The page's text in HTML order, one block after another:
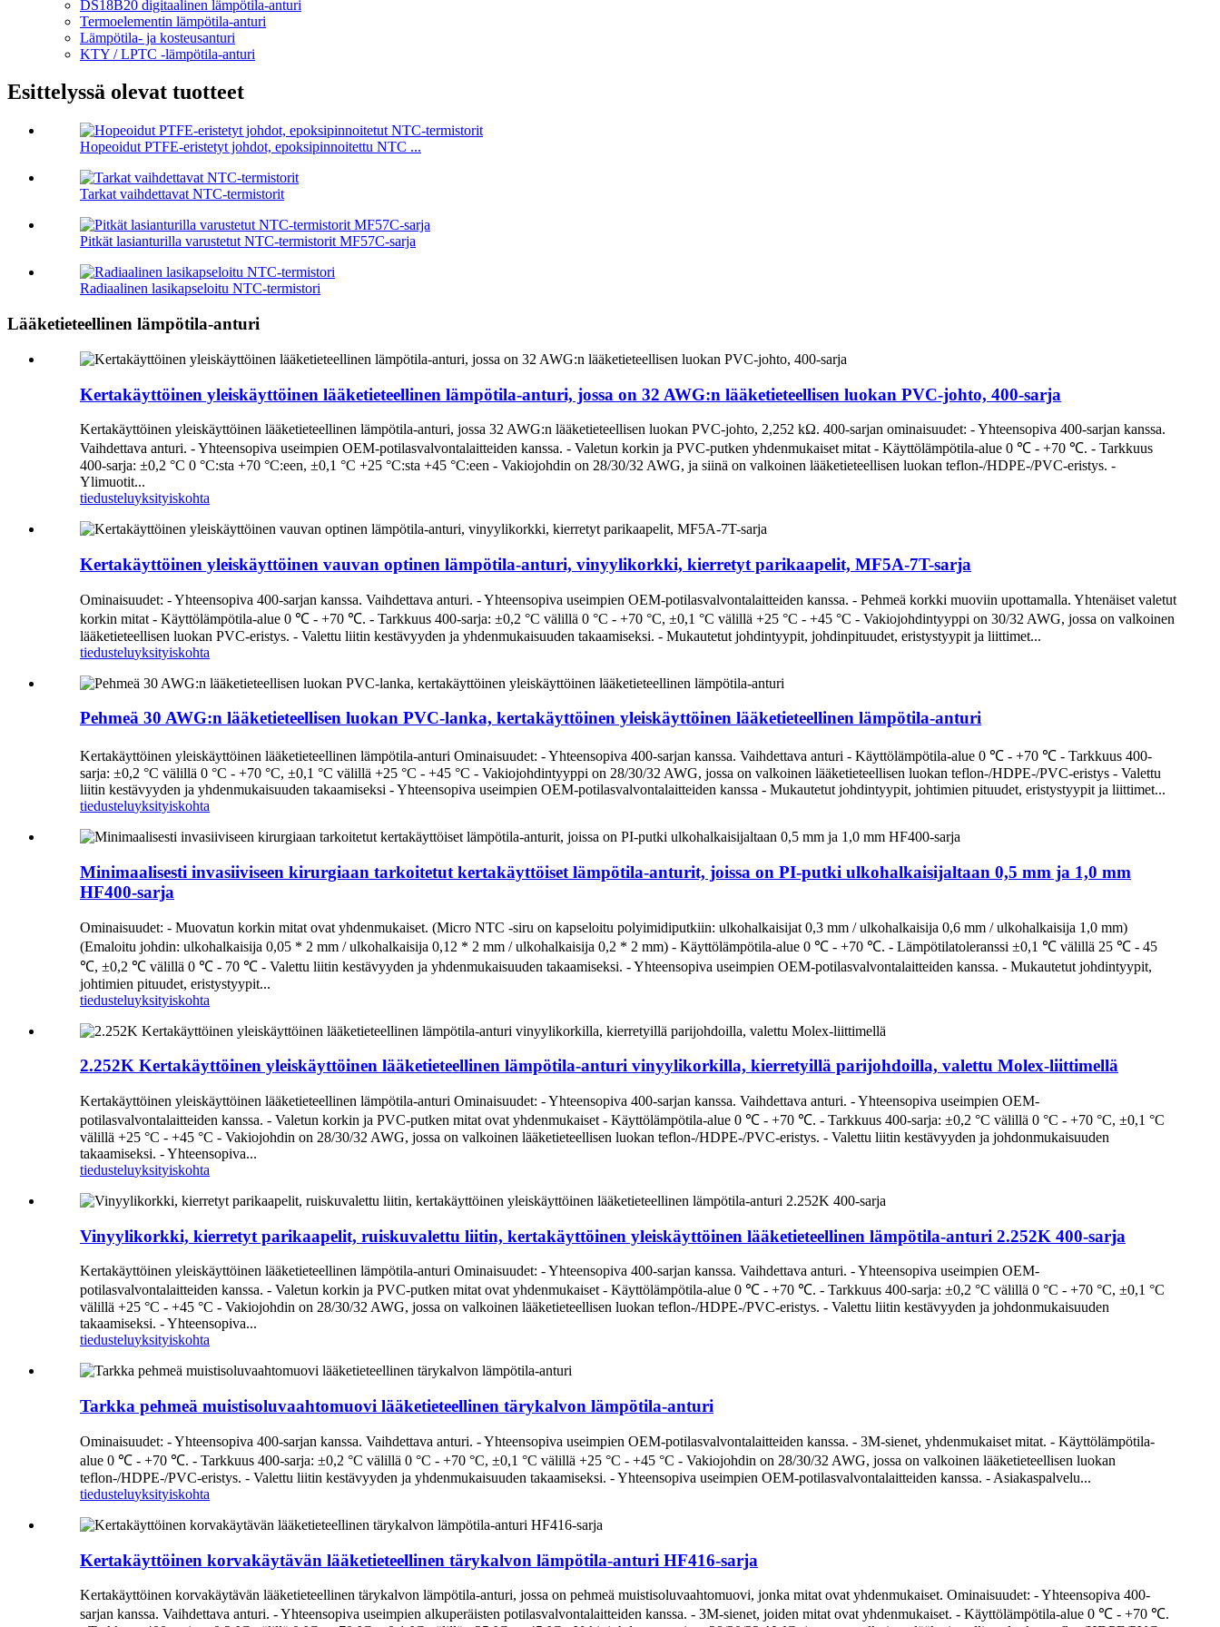
DS18B20 digitaalinen lämpötila-anturi
Termoelementin lämpötila-anturi
Lämpötila- ja kosteusanturi
KTY / LPTC -lämpötila-anturi
Esittelyssä olevat tuotteet
Hopeoidut PTFE-eristetyt johdot, epoksipinnoitettu NTC ...
Tarkat vaihdettavat NTC-termistorit
Pitkät lasianturilla varustetut NTC-termistorit MF57C-sarja
Radiaalinen lasikapseloitu NTC-termistori
Lääketieteellinen lämpötila-anturi
Kertakäyttöinen yleiskäyttöinen lääketieteellinen lämpötila-anturi, jossa on 32 AWG:n lääketieteellisen luokan PVC-johto, 400-sarja
Kertakäyttöinen yleiskäyttöinen lääketieteellinen lämpötila-anturi, jossa 32 AWG:n lääketieteellisen luokan PVC-johto, 2,252 kΩ. 400-sarjan ominaisuudet: - Yhteensopiva 400-sarjan kanssa.
Vaihdettava anturi. - Yhteensopiva useimpien OEM-potilasvalvontalaitteiden kanssa. - Valetun korkin ja PVC-putken yhdenmukaiset mitat - Käyttölämpötila-alue 0 ℃ - +70 ℃. - Tarkkuus
400-sarja: ±0,2 °C 0 °C:sta +70 °C:een, ±0,1 °C +25 °C:sta +45 °C:een - Vakiojohdin on 28/30/32 AWG, ja siinä on valkoinen lääketieteellisen luokan teflon-/HDPE-/PVC-eristys. -
Ylimuotit...
tiedusteluyksityiskohta
Kertakäyttöinen yleiskäyttöinen vauvan optinen lämpötila-anturi, vinyylikorkki, kierretyt parikaapelit, MF5A-7T-sarja
Ominaisuudet: - Yhteensopiva 400-sarjan kanssa. Vaihdettava anturi. - Yhteensopiva useimpien OEM-potilasvalvontalaitteiden kanssa. - Pehmeä korkki muoviin upottamalla. Yhtenäiset valetut
korkin mitat - Käyttölämpötila-alue 0 ℃ - +70 ℃. - Tarkkuus 400-sarja: ±0,2 °C välillä 0 °C - +70 °C, ±0,1 °C välillä +25 °C - +45 °C - Vakiojohdintyyppi on 30/32 AWG, jossa on valkoinen
lääketieteellisen luokan PVC-eristys. - Valettu liitin kestävyyden ja yhdenmukaisuuden takaamiseksi. - Mukautetut johdintyypit, johdinpituudet, eristystyypit ja liittimet...
tiedusteluyksityiskohta
Pehmeä 30 AWG:n lääketieteellisen luokan PVC-lanka, kertakäyttöinen yleiskäyttöinen lääketieteellinen lämpötila-anturi
Kertakäyttöinen yleiskäyttöinen lääketieteellinen lämpötila-anturi Ominaisuudet: - Yhteensopiva 400-sarjan kanssa. Vaihdettava anturi - Käyttölämpötila-alue 0 ℃ - +70 ℃ - Tarkkuus 400-
sarja: ±0,2 °C välillä 0 °C - +70 °C, ±0,1 °C välillä +25 °C - +45 °C - Vakiojohdintyyppi on 28/30/32 AWG, jossa on valkoinen lääketieteellisen luokan teflon-/HDPE-/PVC-eristys - Valettu
liitin kestävyyden ja yhdenmukaisuuden takaamiseksi - Yhteensopiva useimpien OEM-potilasvalvontalaitteiden kanssa - Mukautetut johdintyypit, johtimien pituudet, eristystyypit ja liittimet...
tiedusteluyksityiskohta
Minimaalisesti invasiiviseen kirurgiaan tarkoitetut kertakäyttöiset lämpötila-anturit, joissa on PI-putki ulkohalkaisijaltaan 0,5 mm ja 1,0 mm
HF400-sarja
Ominaisuudet: - Muovatun korkin mitat ovat yhdenmukaiset. (Micro NTC -siru on kapseloitu polyimidiputkiin: ulkohalkaisijat 0,3 mm / ulkohalkaisija 0,6 mm / ulkohalkaisija 1,0 mm)
(Emaloitu johdin: ulkohalkaisija 0,05 * 2 mm / ulkohalkaisija 0,12 * 2 mm / ulkohalkaisija 0,2 * 2 mm) - Käyttölämpötila-alue 0 ℃ - +70 ℃. - Lämpötilatoleranssi ±0,1 ℃ välillä 25 ℃ - 45
℃, ±0,2 ℃ välillä 0 ℃ - 70 ℃ - Valettu liitin kestävyyden ja yhdenmukaisuuden takaamiseksi. - Yhteensopiva useimpien OEM-potilasvalvontalaitteiden kanssa. - Mukautetut johdintyypit,
johtimien pituudet, eristystyypit...
tiedusteluyksityiskohta
2.252K Kertakäyttöinen yleiskäyttöinen lääketieteellinen lämpötila-anturi vinyylikorkilla, kierretyillä parijohdoilla, valettu Molex-liittimellä
Kertakäyttöinen yleiskäyttöinen lääketieteellinen lämpötila-anturi Ominaisuudet: - Yhteensopiva 400-sarjan kanssa. Vaihdettava anturi. - Yhteensopiva useimpien OEM-
potilasvalvontalaitteiden kanssa. - Valetun korkin ja PVC-putken mitat ovat yhdenmukaiset - Käyttölämpötila-alue 0 ℃ - +70 ℃. - Tarkkuus 400-sarja: ±0,2 °C välillä 0 °C - +70 °C, ±0,1 °C
välillä +25 °C - +45 °C - Vakiojohdin on 28/30/32 AWG, jossa on valkoinen lääketieteellisen luokan teflon-/HDPE-/PVC-eristys. - Valettu liitin kestävyyden ja johdonmukaisuuden
takaamiseksi. - Yhteensopiva...
tiedusteluyksityiskohta
Vinyylikorkki, kierretyt parikaapelit, ruiskuvalettu liitin, kertakäyttöinen yleiskäyttöinen lääketieteellinen lämpötila-anturi 2.252K 400-sarja
Kertakäyttöinen yleiskäyttöinen lääketieteellinen lämpötila-anturi Ominaisuudet: - Yhteensopiva 400-sarjan kanssa. Vaihdettava anturi. - Yhteensopiva useimpien OEM-
potilasvalvontalaitteiden kanssa. - Valetun korkin ja PVC-putken mitat ovat yhdenmukaiset - Käyttölämpötila-alue 0 ℃ - +70 ℃. - Tarkkuus 400-sarja: ±0,2 °C välillä 0 °C - +70 °C, ±0,1 °C
välillä +25 °C - +45 °C - Vakiojohdin on 28/30/32 AWG, jossa on valkoinen lääketieteellisen luokan teflon-/HDPE-/PVC-eristys. - Valettu liitin kestävyyden ja johdonmukaisuuden
takaamiseksi. - Yhteensopiva...
tiedusteluyksityiskohta
Tarkka pehmeä muistisoluvaahtomuovi lääketieteellinen tärykalvon lämpötila-anturi
Ominaisuudet: - Yhteensopiva 400-sarjan kanssa. Vaihdettava anturi. - Yhteensopiva useimpien OEM-potilasvalvontalaitteiden kanssa. - 3M-sienet, yhdenmukaiset mitat. - Käyttölämpötila-
alue 0 ℃ - +70 ℃. - Tarkkuus 400-sarja: ±0,2 °C välillä 0 °C - +70 °C, ±0,1 °C välillä +25 °C - +45 °C - Vakiojohdin on 28/30/32 AWG, jossa on valkoinen lääketieteellisen luokan
teflon-/HDPE-/PVC-eristys. - Valettu liitin kestävyyden ja yhdenmukaisuuden takaamiseksi. - Yhteensopiva useimpien OEM-potilasvalvontalaitteiden kanssa. - Asiakaspalvelu...
tiedusteluyksityiskohta
Kertakäyttöinen korvakäytävän lääketieteellinen tärykalvon lämpötila-anturi HF416-sarja
Kertakäyttöinen korvakäytävän lääketieteellinen tärykalvon lämpötila-anturi, jossa on pehmeä muistisoluvaahtomuovi, jonka mitat ovat yhdenmukaiset. Ominaisuudet: - Yhteensopiva 400-
sarjan kanssa. Vaihdettava anturi. - Yhteensopiva useimpien alkuperäisten potilasvalvontalaitteiden kanssa. - 3M-sienet, joiden mitat ovat yhdenmukaiset. - Käyttölämpötila-alue 0 ℃ - +70 ℃.